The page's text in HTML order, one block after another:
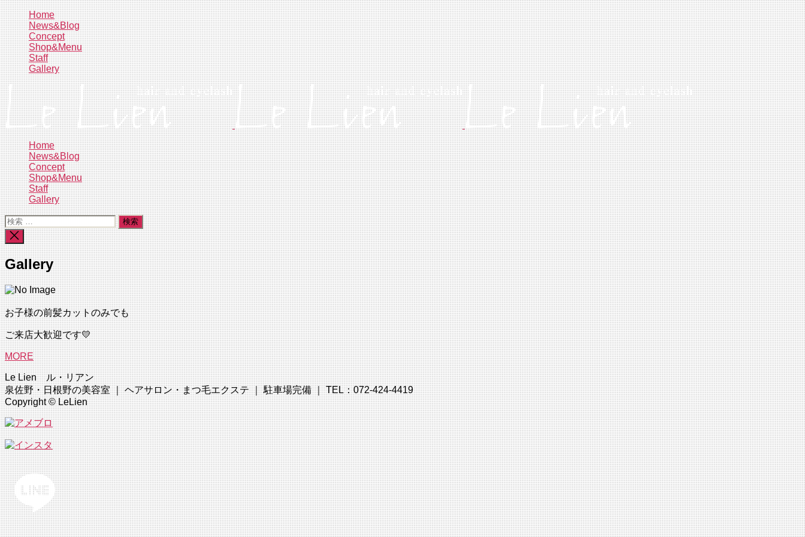
コ
ン
テ
ン
ツ
へ
ス
キ
ッ
プ
Home
News&Blog
Concept
Shop&Menu
Staff
Gallery
Home
News&Blog
Concept
Shop&Menu
Staff
Gallery
検
索
対
象:
検
索
を
閉
じ
る
Gallery
お子様の前髪カットのみでも
ご来店大歓迎です💛
MORE
Le Lien ル・リアン
泉佐野・日根野の美容室 ｜ ヘアサロン・まつ毛エクステ ｜ 駐車場完備 ｜ TEL：072-424-4419
Copyright © LeLien